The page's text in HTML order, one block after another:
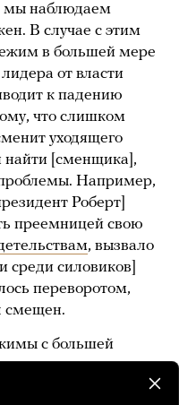
мы наблюдаем
В случае с этим
в большей мере
от власти
к падению
что слишком
уходящего
найти [сменщика],
проблемы. Например,
Роберт]
преемницей свою
, вызвало
среди силовиков]
переворотом,
смещен.
с большей
когда
лидеры в таких